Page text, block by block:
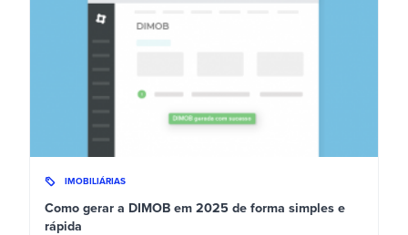
IMOBILIÁRIAS
Como gerar a DIMOB em 2025 de forma simples e
rápida